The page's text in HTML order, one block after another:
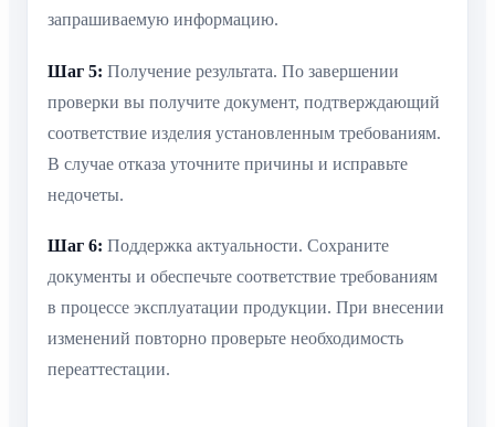
запрашиваемую информацию.
Шаг 5: Получение результата. По завершении
проверки вы получите документ, подтверждающий
соответствие изделия установленным требованиям.
В случае отказа уточните причины и исправьте
недочеты.
Шаг 6: Поддержка актуальности. Сохраните
документы и обеспечьте соответствие требованиям
в процессе эксплуатации продукции. При внесении
изменений повторно проверьте необходимость
переаттестации.